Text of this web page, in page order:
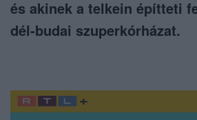
és akinek a telkein építteti
dél-budai szuperkórházat.